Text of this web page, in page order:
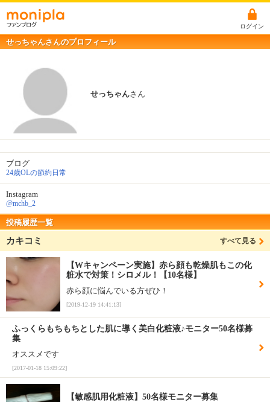
ログイン
せっちゃんさんのプロフィール
せっちゃんさん
ブログ
24歳OLの節約日常
Instagram
@mchb_2
投稿履歴一覧
カキコミ すべて見る
【Wキャンペーン実施】赤ら顔も乾燥肌もこの化
粧水で対策！シロメル！【10名様】
赤ら顔に悩んでいる方ぜひ！
[2019-12-19 14:41:13]
ふっくらもちもちとした肌に導く美白化粧液♪モニター50名様募
集
オススメです
[2017-01-18 15:09:22]
【敏感肌用化粧液】50名様モニター募集